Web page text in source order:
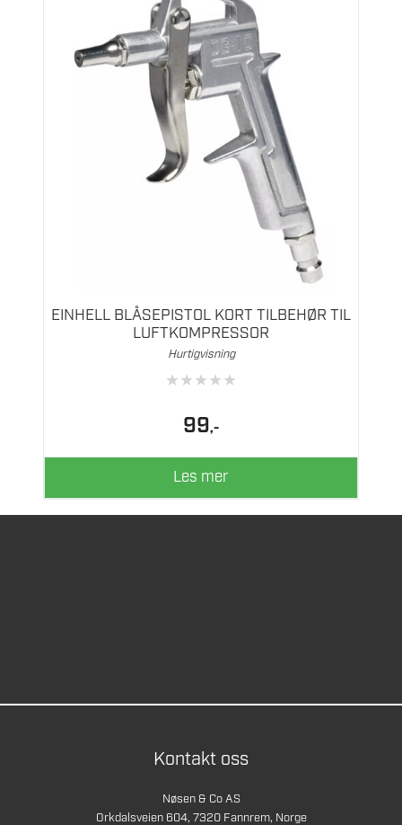
EINHELL BLÅSEPISTOL KORT TILBEHØR TIL
LUFTKOMPRESSOR
Hurtigvisning
★★★★★
99,-
Les mer
Kontakt oss
Nøsen & Co AS
Orkdalsveien 604, 7320 Fannrem, Norge